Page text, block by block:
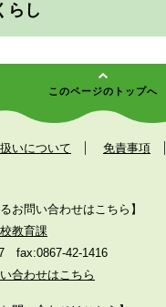
らし
このページのトップへ
いについて 免責事項
お問い合わせはこちら】
教育課
fax:0867-42-1416
合わせはこちら